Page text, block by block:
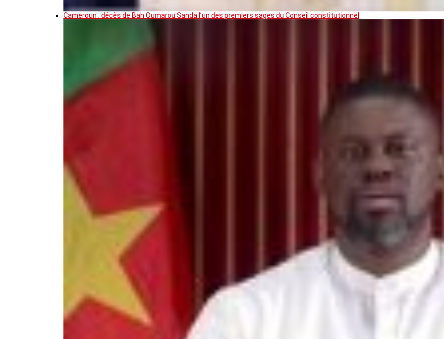
Cameroun : décès de Bah Oumarou Sanda l’un des premiers sages du Conseil constitutionnel